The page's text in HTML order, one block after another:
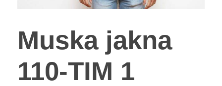
Muska jakna
110-TIM 1